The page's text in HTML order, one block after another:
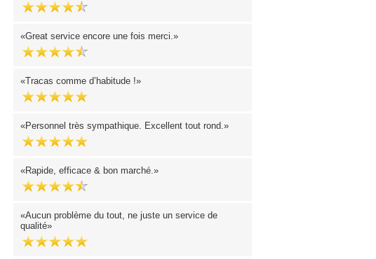
Great service encore une fois merci.
Tracas comme d’habitude !
Personnel très sympathique. Excellent tout rond.
Rapide, efficace & bon marché.
Aucun problème du tout, ne juste un service de
qualité